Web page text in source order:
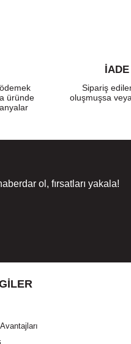
üründe
Sipariş
oluşmuşsa
ol, fırsatları yakala!